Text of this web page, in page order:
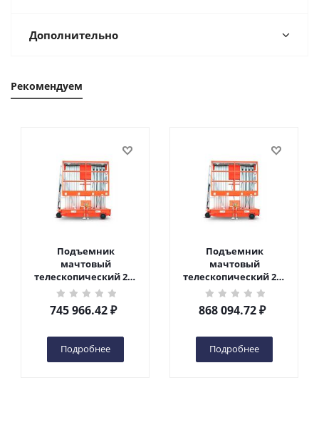
Дополнительно
Рекомендуем
Подъемник
мачтовый
телескопический 200
кг 10 м TOR GTWY10-
200S DC 2-мачтовый
(автономный) (N) в
745 966.42₽
Подробнее
Подъемник
мачтовый
телескопический 200
кг 12 м TOR GTWY12-
200S DC 2-мачтовый
(автономный) (N) в
868 094.72₽
Подробнее